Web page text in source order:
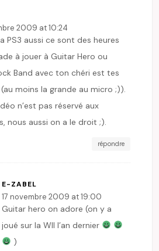
2009 at 10:24
PS3 aussi ce sont des heures
à jouer à Guitar Hero ou
Band avec ton chéri est tes
moins la grande au micro ;)).
n’est pas réservé aux
nous aussi on a le droit ;).
répondre
E-ZABEL
17 novembre 2009 at 19:00
Guitar hero on adore (on y a
joué sur la WII l’an dernier
)